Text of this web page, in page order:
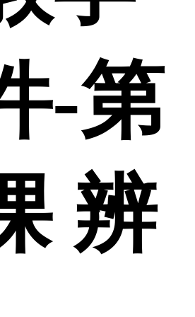
-第
辨